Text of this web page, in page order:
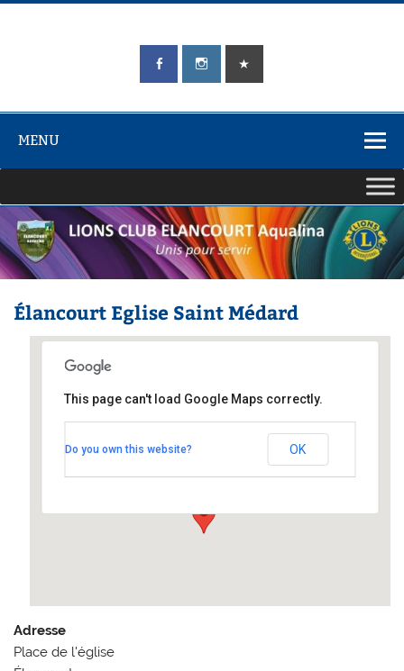
Skip
LIONS CLUB
ÉLANCOURT
MENU
Élancourt Eglise Saint Médard
Place de l'église - Élancourt
This page can't load Google Maps correctly.
Do you own this website? OK
Adresse
Place de l'église